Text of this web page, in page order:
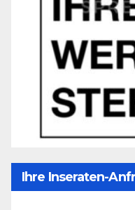
Ihre Inseraten-